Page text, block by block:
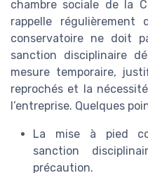
chambre sociale de la
rappelle
conservatoire ne doit
sanction disciplinaire
mesure temporaire,
reprochés et la
l’entreprise. Quelques
La mise à pied
sanction
précaution.